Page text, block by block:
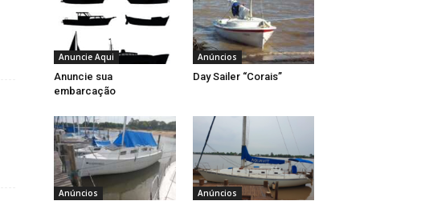
Anuncie Aqui
Anuncie sua
embarcação
Anúncios
Day Sailer “Corais”
Anúncios Anúncios